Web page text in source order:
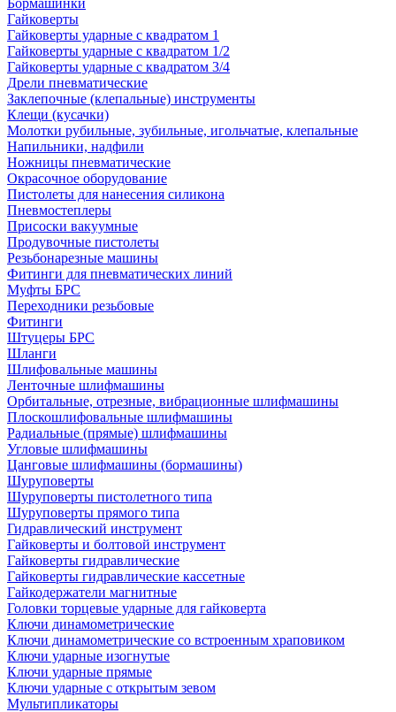
Бормашинки
Гайковерты
Гайковерты ударные с квадратом 1
Гайковерты ударные с квадратом 1/2
Гайковерты ударные с квадратом 3/4
Дрели пневматические
Заклепочные (клепальные) инструменты
Клещи (кусачки)
Молотки рубильные, зубильные, игольчатые, клепальные
Напильники, надфили
Ножницы пневматические
Окрасочное оборудование
Пистолеты для нанесения силикона
Пневмостеплеры
Присоски вакуумные
Продувочные пистолеты
Резьбонарезные машины
Фитинги для пневматических линий
Муфты БРС
Переходники резьбовые
Фитинги
Штуцеры БРС
Шланги
Шлифовальные машины
Ленточные шлифмашины
Орбитальные, отрезные, вибрационные шлифмашины
Плоскошлифовальные шлифмашины
Радиальные (прямые) шлифмашины
Угловые шлифмашины
Цанговые шлифмашины (бормашины)
Шуруповерты
Шуруповерты пистолетного типа
Шуруповерты прямого типа
Гидравлический инструмент
Гайковерты и болтовой инструмент
Гайковерты гидравлические
Гайковерты гидравлические кассетные
Гайкодержатели магнитные
Головки торцевые ударные для гайковерта
Ключи динамометрические
Ключи динамометрические со встроенным храповиком
Ключи ударные изогнутые
Ключи ударные прямые
Ключи ударные с открытым зевом
Мультипликаторы